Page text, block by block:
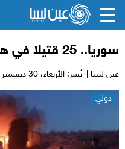
سوريا.. 25 قتيلا في هجوم على حافلة بدير الزور
عين ليبيا | نُشر: الأربعاء،
دولي